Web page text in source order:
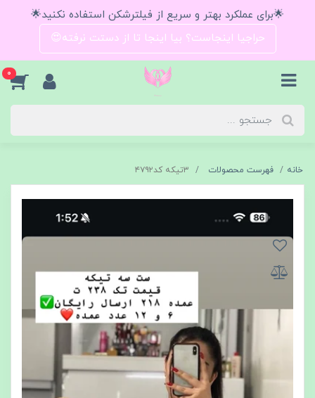
🌟برای عملکرد بهتر و سریع از فیلترشکن استفاده نکنید🌟
حراجیا اینجاست؟ بیا اینجا تا از دستت نرفته😍
0
خانه فهرست محصولات ۳تیکه کد۴۷۹۲